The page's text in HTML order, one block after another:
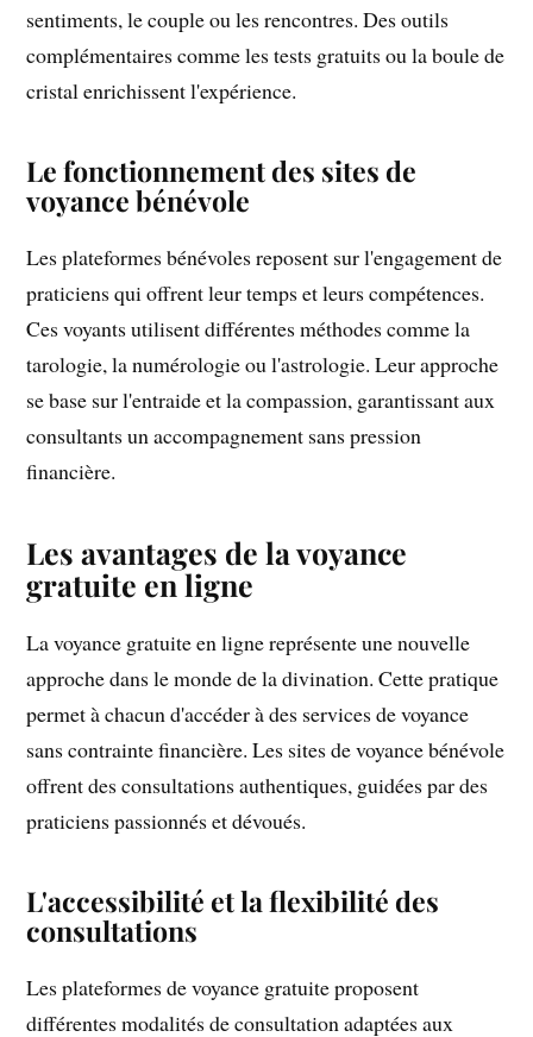
sentiments, le couple ou les rencontres. Des outils
complémentaires comme les tests gratuits ou la boule de
cristal enrichissent l'expérience.
Le fonctionnement des sites de
voyance bénévole
Les plateformes bénévoles reposent sur l'engagement de
praticiens qui offrent leur temps et leurs compétences.
Ces voyants utilisent différentes méthodes comme la
tarologie, la numérologie ou l'astrologie. Leur approche
se base sur l'entraide et la compassion, garantissant aux
consultants un accompagnement sans pression
financière.
Les avantages de la voyance
gratuite en ligne
La voyance gratuite en ligne représente une nouvelle
approche dans le monde de la divination. Cette pratique
permet à chacun d'accéder à des services de voyance
sans contrainte financière. Les sites de voyance bénévole
offrent des consultations authentiques, guidées par des
praticiens passionnés et dévoués.
L'accessibilité et la flexibilité des
consultations
Les plateformes de voyance gratuite proposent
différentes modalités de consultation adaptées aux